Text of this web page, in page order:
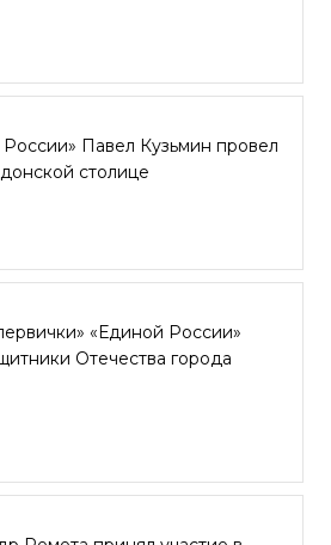
Павел Кузьмин провел
столице
«Единой России»
Отечества города